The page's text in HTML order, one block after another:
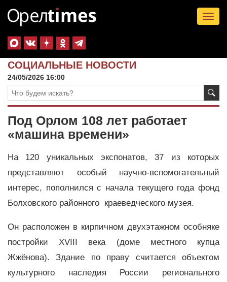
СОЦИАЛЬНЫЕ НОВОСТИ
24/05/2026 16:00
Под Орлом 108 лет работает
«машина времени»
На 120 уникальных экспонатов, 37 из которых
представляют особый научно-вспомогательный
интерес, пополнился с начала текущего года фонд
Болховского районного краеведческого музея.
Он расположен в кирпичном двухэтажном особняке
постройки XVIII века (доме местного купца
Жжёнова). Здание по праву считается объектом
культурного наследия России регионального